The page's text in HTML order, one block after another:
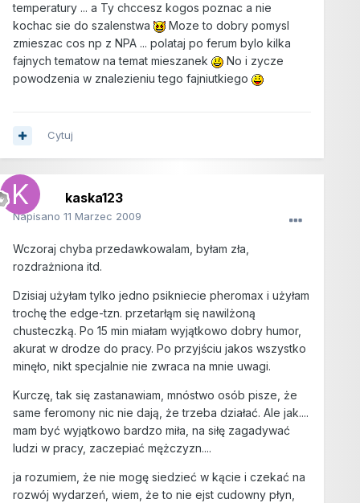
temperatury ... a Ty chccesz kogos poznac a nie
kochac sie do szalenstwa
Moze to dobry pomysl
zmieszac cos np z NPA ... polataj po ferum bylo kilka
fajnych tematow na temat mieszanek
No i zycze
powodzenia w znalezieniu tego fajniutkiego
Cytuj
kaska123
Napisano 11 Marzec 2009
Wczoraj chyba przedawkowalam, byłam zła,
rozdrażniona itd.
Dzisiaj użyłam tylko jedno psikniecie pheromax i użyłam
trochę the edge-tzn. przetarłąm się nawilżoną
chusteczką. Po 15 min miałam wyjątkowo dobry humor,
akurat w drodze do pracy. Po przyjściu jakos wszystko
minęło, nikt specjalnie nie zwraca na mnie uwagi.
Kurczę, tak się zastanawiam, mnóstwo osób pisze, że
same feromony nic nie dają, że trzeba działać. Ale jak....
mam być wyjątkowo bardzo miła, na siłę zagadywać
ludzi w pracy, zaczepiać mężczyzn....
ja rozumiem, że nie mogę siedzieć w kącie i czekać na
rozwój wydarzeń, wiem, że to nie ejst cudowny płyn,